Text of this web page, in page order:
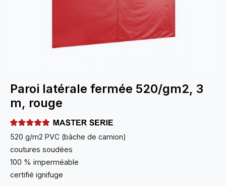
Paroi latérale fermée 520/gm2, 3
m, rouge
520 g/m2 PVC (bâche de camion)
coutures soudées
100 % imperméable
certifié ignifuge